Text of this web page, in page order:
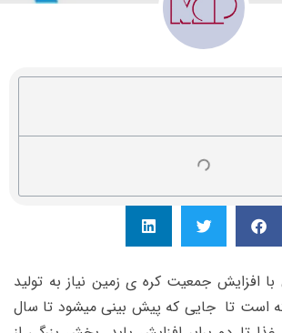
با افزایش جمعیت کره ی زمین نیاز به تولید
است تا جایی که پیش بینی میشود تا سال